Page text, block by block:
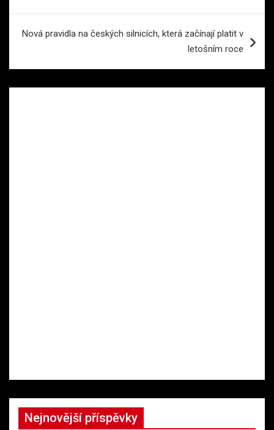
Nová pravidla na českých silnicích, která začínají platit v
letošním roce
Nejnovější příspěvky